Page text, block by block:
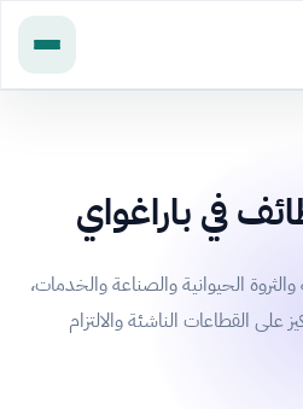
في باراغواي
الحيوانية والصناعة والخدمات،
على القطاعات الناشئة والالتزام